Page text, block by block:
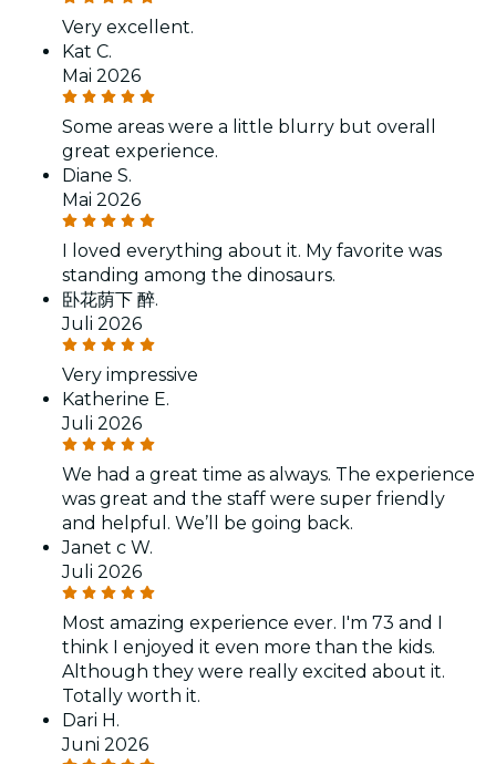
Very excellent.
Kat C.
Mai 2026
Some areas were a little blurry but overall
great experience.
Diane S.
Mai 2026
I loved everything about it. My favorite was
standing among the dinosaurs.
卧花荫下 醉.
Juli 2026
Very impressive
Katherine E.
Juli 2026
We had a great time as always. The experience
was great and the staff were super friendly
and helpful. We’ll be going back.
Janet c W.
Juli 2026
Most amazing experience ever. I'm 73 and I
think I enjoyed it even more than the kids.
Although they were really excited about it.
Totally worth it.
Dari H.
Juni 2026